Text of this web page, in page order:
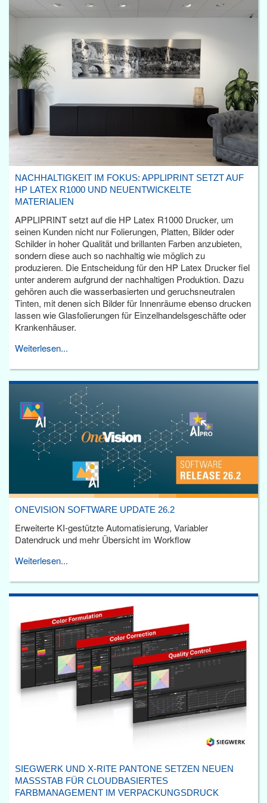
NACHHALTIGKEIT IM FOKUS: APPLIPRINT SETZT AUF
HP LATEX R1000 UND NEUENTWICKELTE
MATERIALIEN
APPLIPRINT setzt auf die HP Latex R1000 Drucker, um
seinen Kunden nicht nur Folierungen, Platten, Bilder oder
Schilder in hoher Qualität und brillanten Farben anzubieten,
sondern diese auch so nachhaltig wie möglich zu
produzieren. Die Entscheidung für den HP Latex Drucker fiel
unter anderem aufgrund der nachhaltigen Produktion. Dazu
gehören auch die wasserbasierten und geruchsneutralen
Tinten, mit denen sich Bilder für Innenräume ebenso drucken
lassen wie Glasfolierungen für Einzelhandelsgeschäfte oder
Krankenhäuser.
Weiterlesen...
ONEVISION SOFTWARE UPDATE 26.2
Erweiterte KI-gestützte Automatisierung, Variabler
Datendruck und mehr Übersicht im Workflow
Weiterlesen...
SIEGWERK UND X-RITE PANTONE SETZEN NEUEN
MASSSTAB FÜR CLOUDBASIERTES F
ARBMANAGEMENT IM VERPACKUNGSDRUCK